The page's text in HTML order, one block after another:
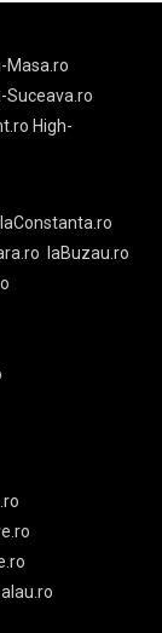
Masa.ro
Suceava.ro
High-
laConstanta.ro
laBuzau.ro